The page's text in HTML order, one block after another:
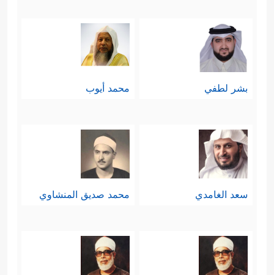
بشر لطفي محمد أيوب
سعد الغامدي محمد صديق المنشاوي